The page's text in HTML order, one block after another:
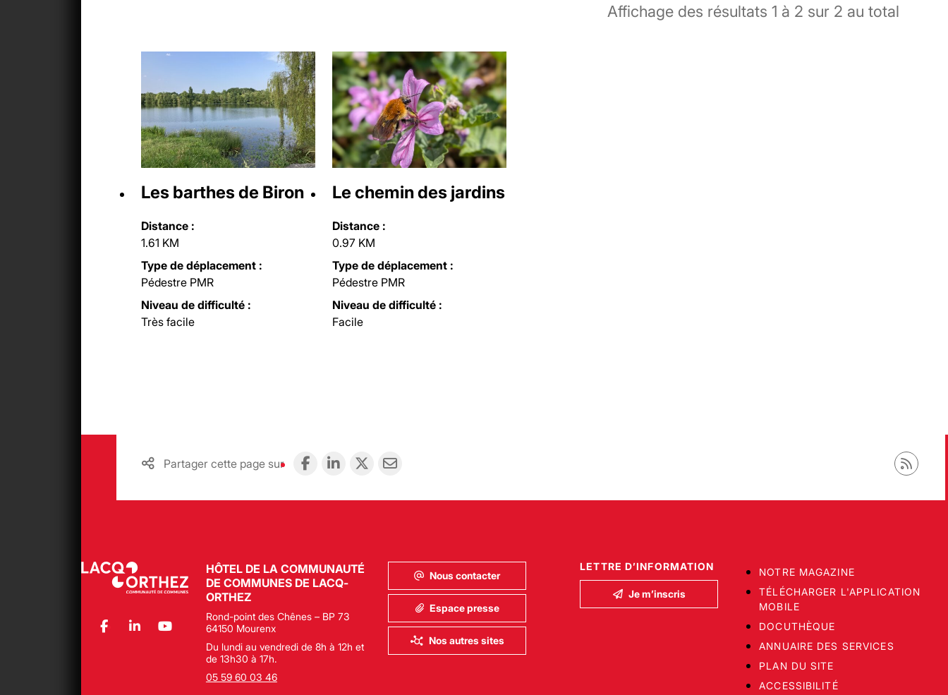
Affichage des résultats 1 à 2 sur 2 au total
Les barthes de Biron
Distance :
1.61 KM
Type de déplacement :
Pédestre PMR
Niveau de difficulté :
Très facile
Le chemin des jardins
Distance :
0.97 KM
Type de déplacement :
Pédestre PMR
Niveau de difficulté :
Facile
Partager cette page sur
HÔTEL DE LA COMMUNAUTÉ
DE COMMUNES DE LACQ-
ORTHEZ
Rond-point des Chênes – BP 73
64150 Mourenx
Du lundi au vendredi de 8h à 12h et
de 13h30 à 17h.
05 59 60 03 46
Nous contacter
Espace presse
Nos autres sites
LETTRE D’INFORMATION
Je m’inscris
NOTRE MAGAZINE
TÉLÉCHARGER L'APPLICATION
MOBILE
DOCUTHÈQUE
ANNUAIRE DES SERVICES
PLAN DU SITE
ACCESSIBILITÉ